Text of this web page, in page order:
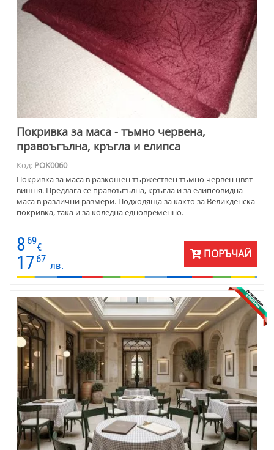
Покривка за маса - тъмно червена,
правоъгълна, кръгла и елипса
Код: POK0060
Покривка за маса в разкошен тържествен тъмно червен цвят -
вишня. Предлага се правоъгълна, кръгла и за елипсовидна
маса в различни размери. Подходяща за както за Великденска
покривка, така и за коледна едновременно.
8 69
€
17 67
лв.
ПОРЪЧАЙ